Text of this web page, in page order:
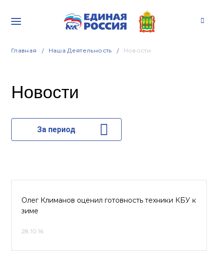
Главная Наша Деятельность Новости
Новости
За период
Олег Климанов оценил готовность техники КБУ к
зиме
28.10.16